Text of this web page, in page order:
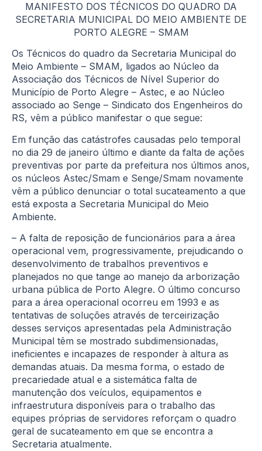
MANIFESTO DOS TÉCNICOS DO QUADRO DA
SECRETARIA MUNICIPAL DO MEIO AMBIENTE DE
PORTO ALEGRE – SMAM
Os Técnicos do quadro da Secretaria Municipal do
Meio Ambiente – SMAM, ligados ao Núcleo da
Associação dos Técnicos de Nível Superior do
Município de Porto Alegre – Astec, e ao Núcleo
associado ao Senge – Sindicato dos Engenheiros do
RS, vêm a público manifestar o que segue:
Em função das catástrofes causadas pelo temporal
no dia 29 de janeiro último e diante da falta de ações
preventivas por parte da prefeitura nos últimos anos,
os núcleos Astec/Smam e Senge/Smam novamente
vêm a público denunciar o total sucateamento a que
está exposta a Secretaria Municipal do Meio
Ambiente.
– A falta de reposição de funcionários para a área
operacional vem, progressivamente, prejudicando o
desenvolvimento de trabalhos preventivos e
planejados no que tange ao manejo da arborização
urbana pública de Porto Alegre. O último concurso
para a área operacional ocorreu em 1993 e as
tentativas de soluções através de terceirização
desses serviços apresentadas pela Administração
Municipal têm se mostrado subdimensionadas,
ineficientes e incapazes de responder à altura as
demandas atuais. Da mesma forma, o estado de
precariedade atual e a sistemática falta de
manutenção dos veículos, equipamentos e
infraestrutura disponíveis para o trabalho das
equipes próprias de servidores reforçam o quadro
geral de sucateamento em que se encontra a
Secretaria atualmente.